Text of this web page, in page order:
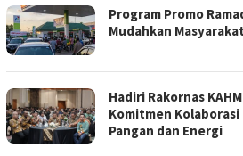
Program Promo
Mudahkan
Hadiri Rakornas
Komitmen
Pangan dan Energi